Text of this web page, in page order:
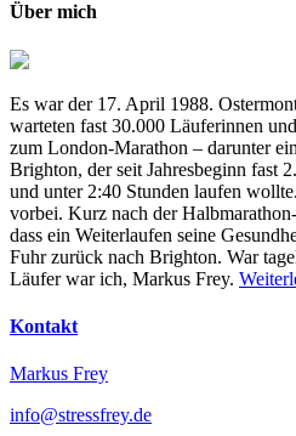
Über mich
Es war der 17. April 1988.
warteten fast 30.000 Läuferinnen
zum London-Marathon – darunter
Brighton, der seit Jahresbeginn fast
und unter 2:40 Stunden laufen
vorbei. Kurz nach der
dass ein Weiterlaufen seine
Fuhr zurück nach Brighton. War
Läufer war ich, Markus Frey.
Kontakt
Markus Frey
info@stressfrey.de